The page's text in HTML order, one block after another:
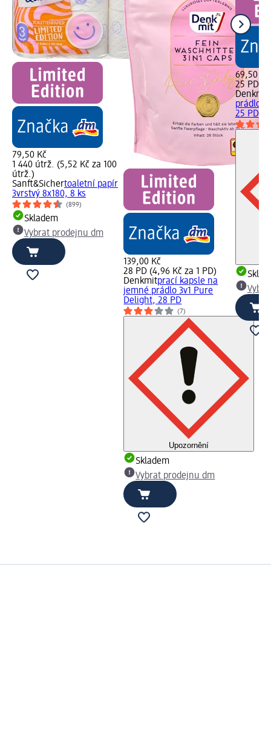
79,50 Kč
1 440 útrž. (5,52 Kč za 100
útrž.)
Sanft&Sichertoaletní papír
3vrstvý 8x180, 8 ks
(899)
Skladem
Vybrat prodejnu dm
139,00 Kč
28 PD (4,96 Kč za 1 PD)
Denkmitprací kapsle na
jemné prádlo 3v1 Pure
Delight, 28 PD
(7)
Upozornění
Skladem
Vybrat prodejnu dm
69,50 Kč
25 PD
Denkmit
prádlo
25 PD